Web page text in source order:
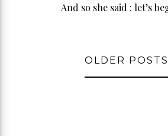
And so she said : let’s
OLDER POSTS